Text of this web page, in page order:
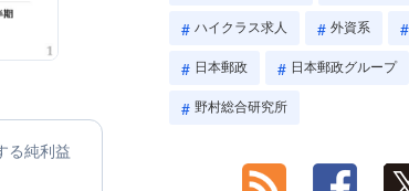
る純利益
ハイクラス求人 外資系
日本郵政 日本郵政グループ
野村総合研究所